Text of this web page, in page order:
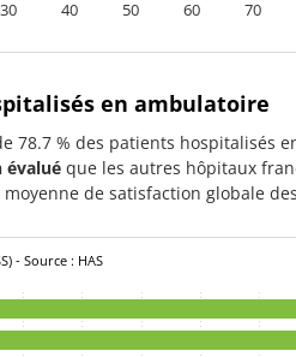
30 40 50 60 70
en ambulatoire
78.7 % des patients hospitalisés
évalué que les autres hôpitaux
de satisfaction globale
- Source : HAS